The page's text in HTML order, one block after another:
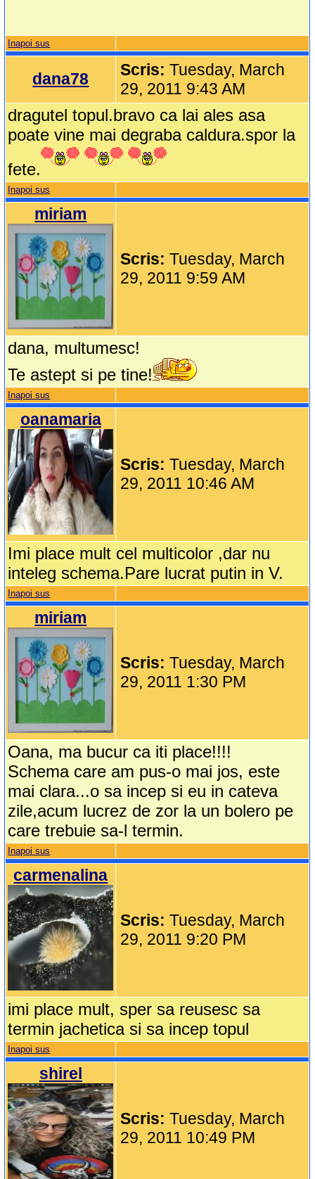
Inapoi sus
dana78 Scris:Tuesday, March
29, 2011 9:43 AM
dragutel topul.bravo ca lai ales asa
poate vine mai degraba caldura.spor la
fete.
Inapoi sus
miriam
Scris:Tuesday, March
29, 2011 9:59 AM
dana, multumesc!
Te astept si pe tine!
Inapoi sus
oanamaria
Scris:Tuesday, March
29, 2011 10:46 AM
Imi place mult cel multicolor ,dar nu
inteleg schema.Pare lucrat putin in V.
Inapoi sus
miriam
Scris:Tuesday, March
29, 2011 1:30 PM
Oana, ma bucur ca iti place!!!!
Schema care am pus-o mai jos, este
mai clara...o sa incep si eu in cateva
zile,acum lucrez de zor la un bolero pe
care trebuie sa-l termin.
Inapoi sus
carmenalina
Scris:Tuesday, March
29, 2011 9:20 PM
imi place mult, sper sa reusesc sa
termin jachetica si sa incep topul
Inapoi sus
shirel
Scris:Tuesday, March
29, 2011 10:49 PM